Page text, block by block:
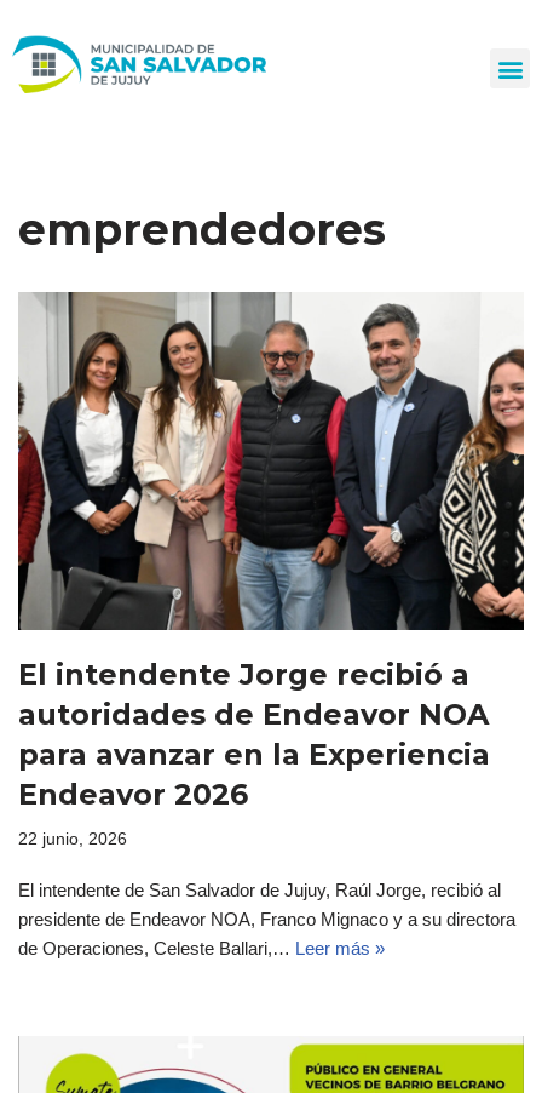
al
emprendedores
El intendente Jorge recibió a
autoridades de Endeavor NOA
para avanzar en la Experiencia
Endeavor 2026
22 junio, 2026
El intendente de San Salvador de Jujuy, Raúl Jorge, recibió al
presidente de Endeavor NOA, Franco Mignaco y a su directora
de Operaciones, Celeste Ballari,… Leer más »